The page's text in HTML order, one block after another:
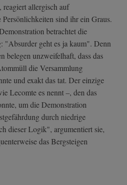
allergisch auf
sind ihr ein Graus.
betrachtet die
"Absurder geht es ja kaum". Denn
belegen unzweifelhaft, dass das
die Versammlung
und exakt das tat. Der einzige
Lecomte es nennt –, den das
um die Demonstration
durch niedrige
dieser Logik", argumentiert sie,
das Bergsteigen